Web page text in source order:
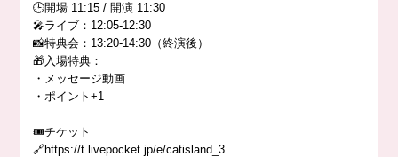
🕒開場 11:15 / 開演 11:30
🎤ライブ：12:05-12:30
📸特典会：13:20-14:30（終演後）
🎁入場特典：
・メッセージ動画
・ポイント+1
🎟️チケット
🔗https://t.livepocket.jp/e/catisland_3